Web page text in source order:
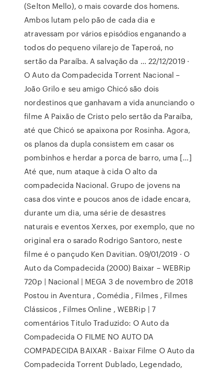
(Selton Mello), o mais covarde dos homens.
Ambos lutam pelo pão de cada dia e
atravessam por vários episódios enganando a
todos do pequeno vilarejo de Taperoá, no
sertão da Paraíba. A salvação da … 22/12/2019 ·
O Auto da Compadecida Torrent Nacional –
João Grilo e seu amigo Chicó são dois
nordestinos que ganhavam a vida anunciando o
filme A Paixão de Cristo pelo sertão da Paraíba,
até que Chicó se apaixona por Rosinha. Agora,
os planos da dupla consistem em casar os
pombinhos e herdar a porca de barro, uma […]
Até que, num ataque à cida O alto da
compadecida Nacional. Grupo de jovens na
casa dos vinte e poucos anos de idade encara,
durante um dia, uma série de desastres
naturais e eventos Xerxes, por exemplo, que no
original era o sarado Rodrigo Santoro, neste
filme é o pançudo Ken Davitian. 09/01/2019 · O
Auto da Compadecida (2000) Baixar – WEBRip
720p | Nacional | MEGA 3 de novembro de 2018
Postou in Aventura , Comédia , Filmes , Filmes
Clássicos , Filmes Online , WEBRip | 7
comentários Titulo Traduzido: O Auto da
Compadecida O FILME NO AUTO DA
COMPADECIDA BAIXAR - Baixar Filme O Auto da
Compadecida Torrent Dublado, Legendado,